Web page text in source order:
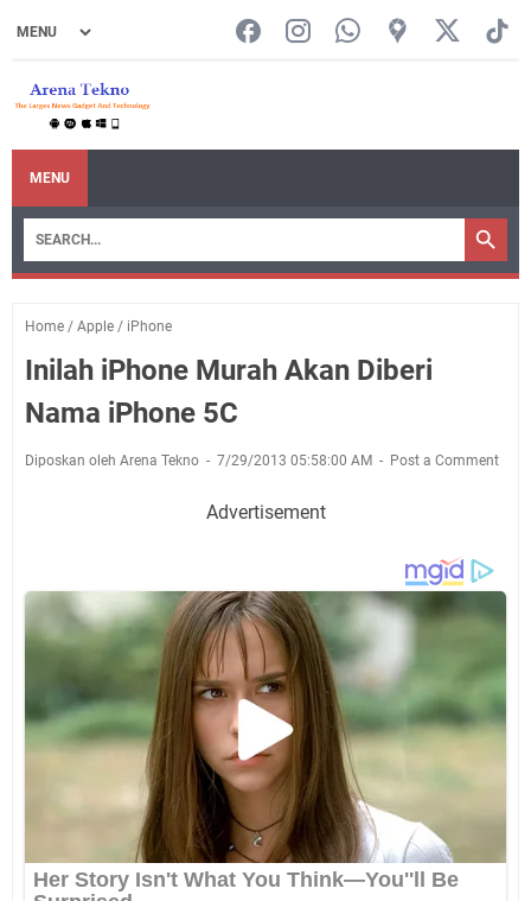
MENU
Home / Apple / iPhone
Inilah iPhone Murah Akan Diberi
Nama iPhone 5C
Diposkan oleh Arena Tekno 7/29/2013 05:58:00 AM Post a Comment
Advertisement